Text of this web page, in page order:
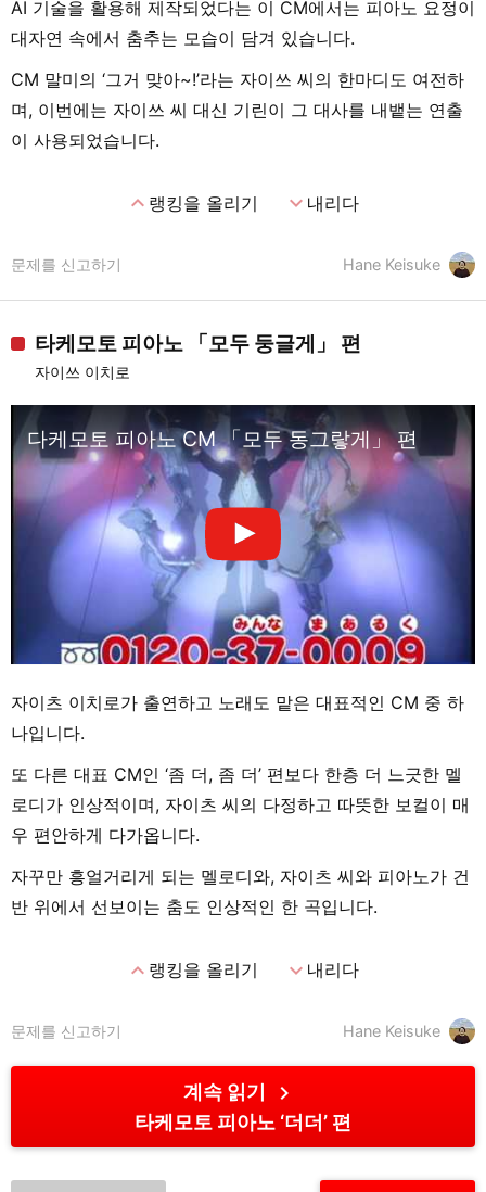
AI 기술을 활용해 제작되었다는 이 CM에서는 피아노 요정이
대자연 속에서 춤추는 모습이 담겨 있습니다.
CM 말미의 ‘그거 맞아~!’라는 자이쓰 씨의 한마디도 여전하
며, 이번에는 자이쓰 씨 대신 기린이 그 대사를 내뱉는 연출
이 사용되었습니다.
expand_less랭킹을 올리기 expand_more내리다
Hane Keisuke
문제를 신고하기
타케모토 피아노 「모두 둥글게」 편
자이쓰 이치로
다케모토 피아노 CM 「모두 동그랗게」 편
자이츠 이치로가 출연하고 노래도 맡은 대표적인 CM 중 하
나입니다.
또 다른 대표 CM인 ‘좀 더, 좀 더’ 편보다 한층 더 느긋한 멜
로디가 인상적이며, 자이츠 씨의 다정하고 따뜻한 보컬이 매
우 편안하게 다가옵니다.
자꾸만 흥얼거리게 되는 멜로디와, 자이츠 씨와 피아노가 건
반 위에서 선보이는 춤도 인상적인 한 곡입니다.
expand_less랭킹을 올리기 expand_more내리다
Hane Keisuke
문제를 신고하기
계속 읽기 chevron_right
타케모토 피아노 ‘더더’ 편